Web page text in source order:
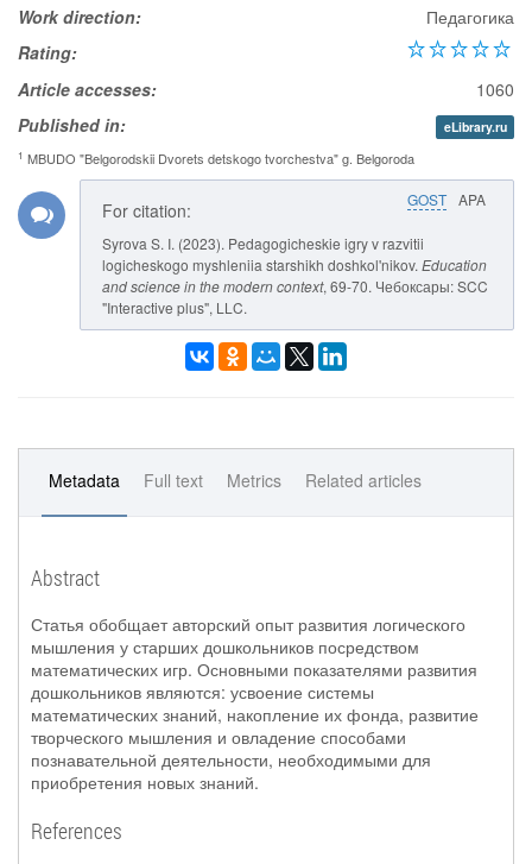
Work direction:
Педагогика
Rating:
Article accesses:
1060
Published in:
eLibrary.ru
1 MBUDO "Belgorodskii Dvorets detskogo tvorchestva" g. Belgoroda
GOST APA
For citation:
Syrova S. I. (2023). Pedagogicheskie igry v razvitii
logicheskogo myshleniia starshikh doshkol'nikov. Education
and science in the modern context, 69-70. Чебоксары: SCC
"Interactive plus", LLC.
Metadata Full text Metrics Related articles
Abstract
Статья обобщает авторский опыт развития логического
мышления у старших дошкольников посредством
математических игр. Основными показателями развития
дошкольников являются: усвоение системы
математических знаний, накопление их фонда, развитие
творческого мышления и овладение способами
познавательной деятельности, необходимыми для
приобретения новых знаний.
References